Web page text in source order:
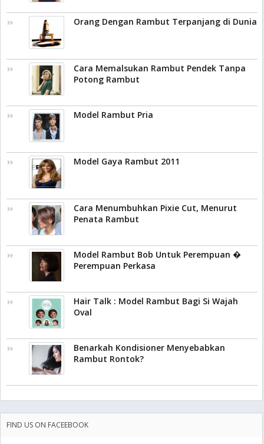
Orang Dengan Rambut Terpanjang di Dunia
Cara Memalsukan Rambut Pendek Tanpa
Potong Rambut
Model Rambut Pria
Model Gaya Rambut 2011
Cara Menumbuhkan Pixie Cut, Menurut
Penata Rambut
Model Rambut Bob Untuk Perempuan �
Perempuan Perkasa
Hair Talk : Model Rambut Bagi Si Wajah
Oval
Benarkah Kondisioner Menyebabkan
Rambut Rontok?
FIND US ON FACEEBOOK